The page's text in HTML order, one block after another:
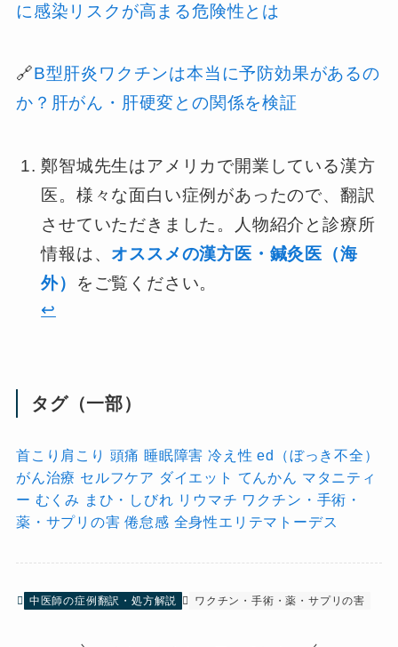
に感染リスクが高まる危険性とは
🔗B型肝炎ワクチンは本当に予防効果があるの
か？肝がん・肝硬変との関係を検証
鄭智城先生はアメリカで開業している漢方
医。様々な面白い症例があったので、翻訳
させていただきました。人物紹介と診療所
情報は、 オススメの漢方医・鍼灸医（海
外）
をご覧ください。
↩︎
タグ（一部）
首こり肩こり 頭痛 睡眠障害 冷え性 ed（ぼっき不全）
がん治療 セルフケア ダイエット てんかん マタニティ
ー むくみ まひ・しびれ リウマチ ワクチン・手術・
薬・サプリの害 倦怠感 全身性エリテマトーデス
中医師の症例翻訳・処方解説 ワクチン・手術・薬・サプリの害